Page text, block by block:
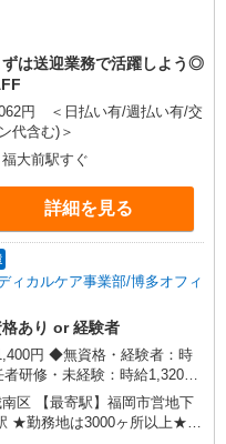
の60％支給
は送迎業務で活躍しよう◎
円 ＜日払い有/週払い有/交
代含む)＞
大前駅すぐ
詳細を見る
カルケア事業部/博多オフィ
あり or 経験者
経験者：時
研修・未経験：時給1,320
経験者：時給1,350円〜 ◆介
3ヶ月以上 ※
OK（規定あ
区 【最寄駅】福岡市営地下
★